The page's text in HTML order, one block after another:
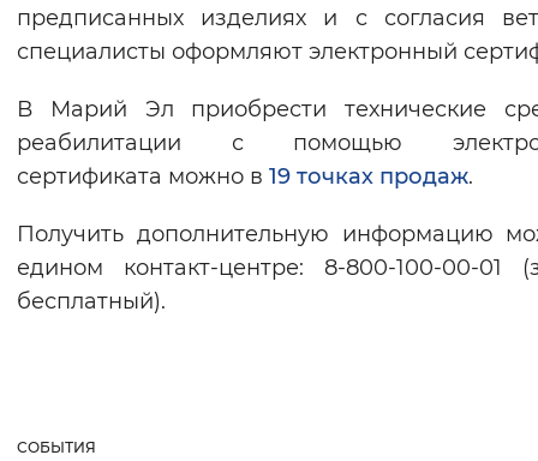
предписанных изделиях и с согласия
специалисты оформляют электронный
В Марий Эл приобрести технические
реабилитации с помощью
сертификата можно в 19 точках продаж.
Получить дополнительную информацию
едином контакт-центре: 8-800-100-00-01
бесплатный).
СОБЫТИЯ